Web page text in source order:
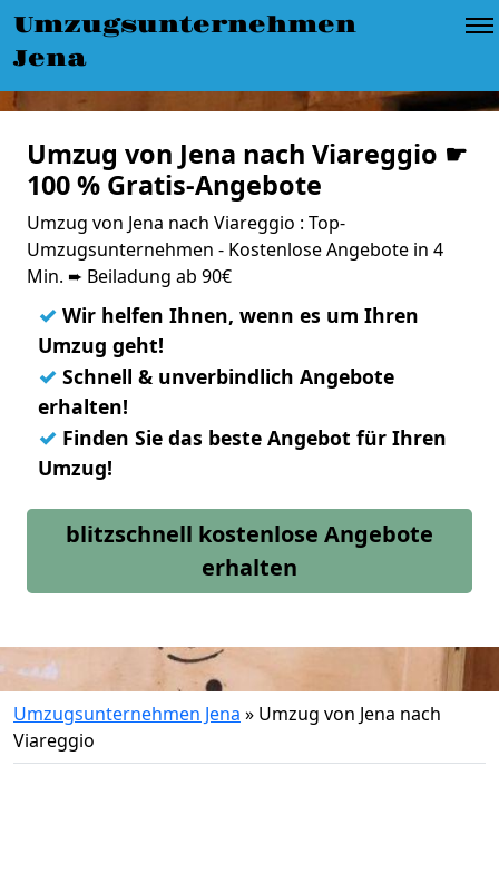
Umzugsunternehmen
Jena
Umzug von Jena nach Viareggio ☛
100 % Gratis-Angebote
Umzug von Jena nach Viareggio : Top-
Umzugsunternehmen - Kostenlose Angebote in 4
Min. ➨ Beiladung ab 90€
✓ Wir helfen Ihnen, wenn es um Ihren
Umzug geht!
✓ Schnell & unverbindlich Angebote
erhalten!
✓ Finden Sie das beste Angebot für Ihren
Umzug!
blitzschnell kostenlose Angebote
erhalten
Umzugsunternehmen Jena » Umzug von Jena nach
Viareggio